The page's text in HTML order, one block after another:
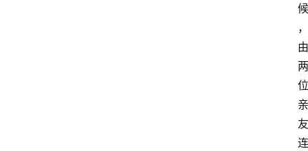
候
，
由
两
位
亲
友
连